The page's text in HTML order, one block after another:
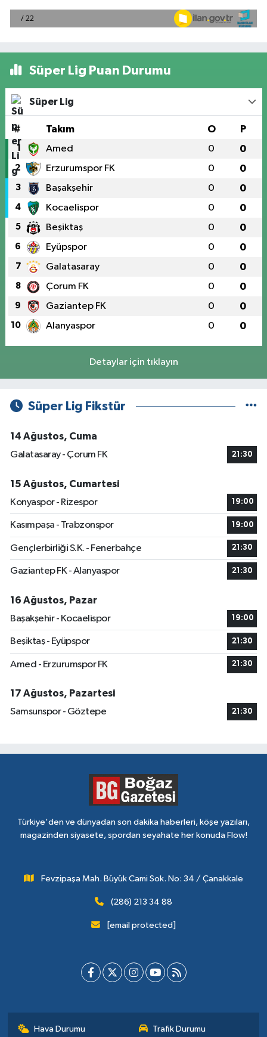
Süper Lig Puan Durumu
Süper Lig
# Takım O P
1 Amed 0 0
2 Erzurumspor FK 0 0
3 Başakşehir 0 0
4 Kocaelispor 0 0
5 Beşiktaş 0 0
6 Eyüpspor 0 0
7 Galatasaray 0 0
8 Çorum FK 0 0
9 Gaziantep FK 0 0
10 Alanyaspor 0 0
Detaylar için tıklayın
Süper Lig Fikstür
14 Ağustos, Cuma
Galatasaray - Çorum FK
21:30
15 Ağustos, Cumartesi
Konyaspor - Rizespor
19:00
Kasımpaşa - Trabzonspor 19:00
Gençlerbirliği S.K. - Fenerbahçe 21:30
Gaziantep FK - Alanyaspor 21:30
16 Ağustos, Pazar
Başakşehir - Kocaelispor
19:00
Beşiktaş - Eyüpspor 21:30
Amed - Erzurumspor FK 21:30
17 Ağustos, Pazartesi
Samsunspor - Göztepe
21:30
Türkiye'den ve dünyadan son dakika haberleri, köşe yazıları,
magazinden siyasete, spordan seyahate her konuda Flow!
Fevzipaşa Mah. Büyük Cami Sok. No: 34 / Çanakkale
(286) 213 34 88
[email protected]
Hava Durumu Trafik Durumu